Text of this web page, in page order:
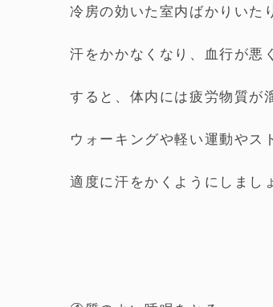
冷房の効いた室内ばかりいた
汗をかかなくなり、血行が悪
すると、体内には疲労物質が
ウォーキングや軽い運動やス
適度に汗をかくようにしまし